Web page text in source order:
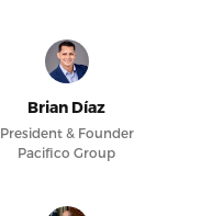
Brian Díaz
President & Founder
Pacifico Group